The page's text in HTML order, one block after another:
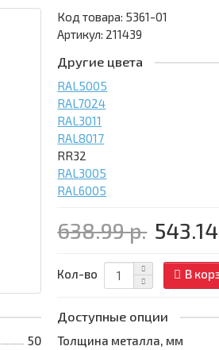
50
Код товара: 5361-01
Артикул: 211439
Другие цвета
RAL5005
RAL7024
RAL3011
RAL8017
RR32
RAL3005
RAL6005
638.99 р.
Кол-во В
Доступные опции
Толщина металла, мм